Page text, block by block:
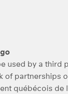
used by a third
of partnerships
québécois de